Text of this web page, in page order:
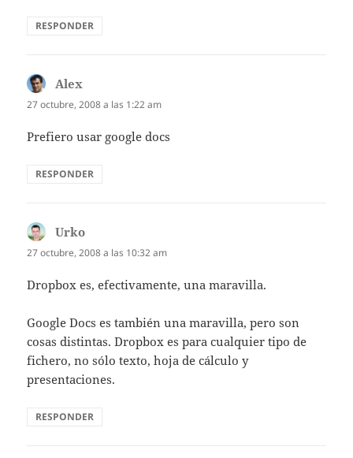
RESPONDER
Alex
27 octubre, 2008 a las 1:22 am
Prefiero usar google docs
RESPONDER
Urko
27 octubre, 2008 a las 10:32 am
Dropbox es, efectivamente, una maravilla.
Google Docs es también una maravilla, pero son
cosas distintas. Dropbox es para cualquier tipo de
fichero, no sólo texto, hoja de cálculo y
presentaciones.
RESPONDER